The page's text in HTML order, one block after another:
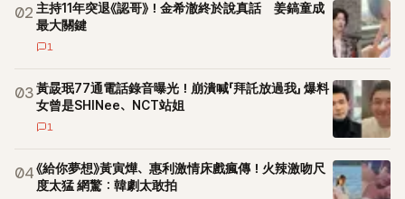
02 主持11年突退《認哥》！金希澈終於說真話 姜鎬童成
最大關鍵
1
03黃晸珉77通電話錄音曝光！崩潰喊「拜託放過我」 爆料
女曾是SHINee、NCT站姐
1
04《給你夢想》黃寅燁、惠利激情床戲瘋傳！火辣激吻尺
度太猛 網驚：韓劇太敢拍